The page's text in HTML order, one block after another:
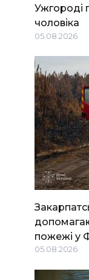
Ужгороді
чоловіка
05.08.2026
пожежі у
05.08.2026